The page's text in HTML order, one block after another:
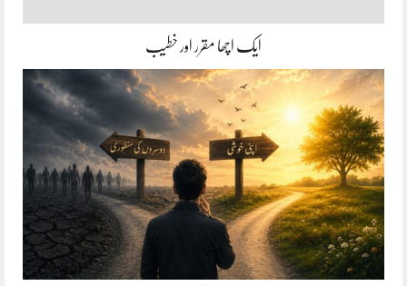
ایک اچھا مقرر اور خطیب